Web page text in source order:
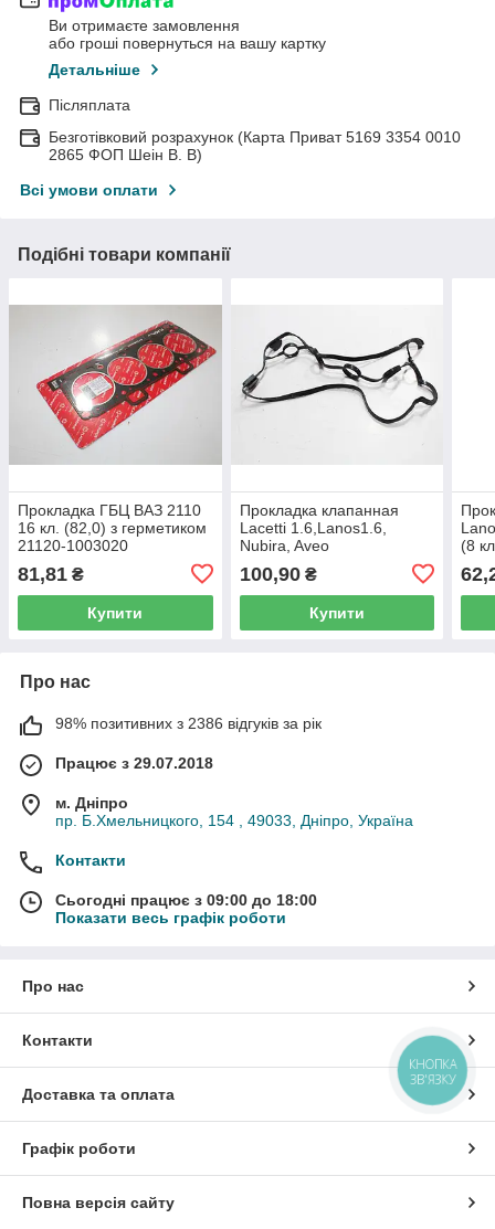
Ви отримаєте замовлення
або гроші повернуться на вашу картку
Детальніше
Післяплата
Безготівковий розрахунок (Карта Приват 5169 3354 0010
2865 ФОП Шеін В. В)
Всі умови оплати
Подібні товари компанії
Прокладка ГБЦ ВАЗ 2110
16 кл. (82,0) з герметиком
21120-1003020
81,81 ₴
Купити
Прокладка клапанная
Lacetti 1.6,Lanos1.6,
Nubira, Aveo
(96353002/96144621) AT
3003-200G
100,90₴
Купити
(8
Про нас
98% позитивних з 2386 відгуків за рік
Працює з 29.07.2018
м. Дніпро
пр. Б.Хмельницкого, 154 , 49033, Дніпро, Україна
Контакти
Сьогодні працює з 09:00 до 18:00
Показати весь графік роботи
Про нас
Контакти
Доставка та оплата
Графік роботи
Повна версія сайту
КНОПКА
ЗВ'ЯЗКУ